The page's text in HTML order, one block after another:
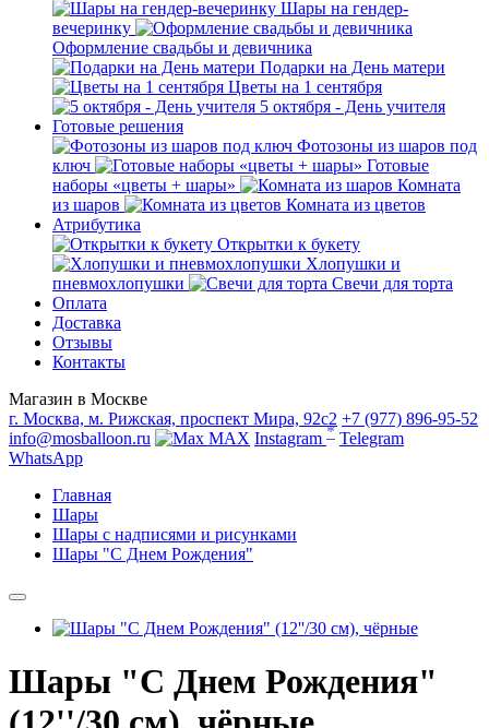
Шары на гендер-
вечеринку
Оформление свадьбы и девичника
Подарки на День матери
Цветы на 1 сентября
5 октября - День учителя
Готовые решения
Фотозоны из шаров под
ключ
Готовые
наборы «цветы + шары»
Комната
из шаров
Комната из цветов
Атрибутика
Открытки к букету
Хлопушки и
пневмохлопушки
Свечи для торта
Оплата
Доставка
Отзывы
Контакты
Магазин в Москве
г. Москва, м. Рижская, проспект Мира, 92с2 +7 (977) 896-95-52
info@mosballoon.ru
MAX Instagram * Telegram
WhatsApp
Главная
Шары
Шары с надписями и рисунками
Шары "С Днем Рождения"
Шары "С Днем Рождения"